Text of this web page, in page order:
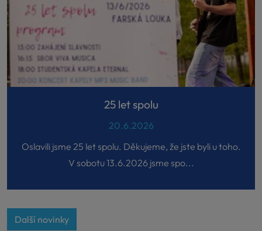
25 let spolu
20.6.2026
Oslavili jsme 25 let spolu. Děkujeme, že jste byli u toho.
V sobotu 13.6.2026 jsme spo...
Další novinky